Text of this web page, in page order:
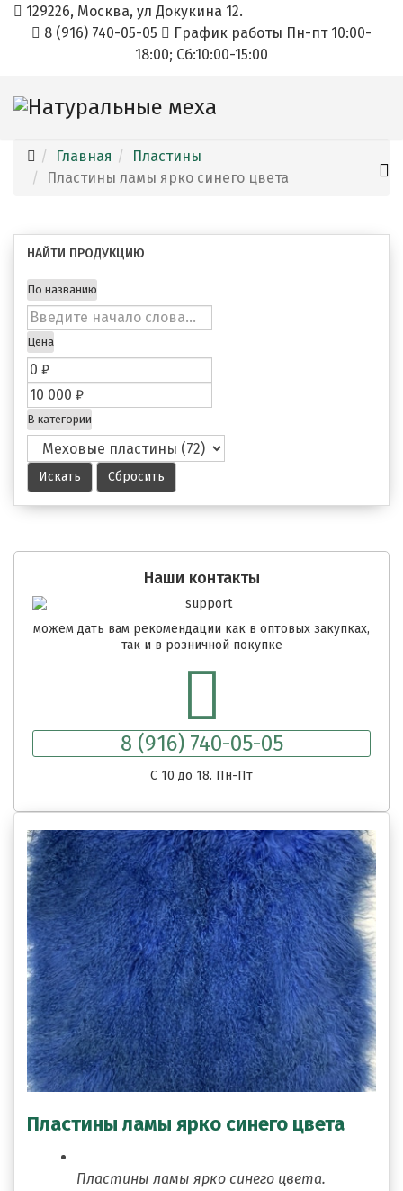
129226, Москва, ул Докукина 12.
8 (916) 740-05-05
График работы Пн-пт 10:00-
18:00; Cб:10:00-15:00
Главная
Пластины
Пластины ламы ярко синего цвета
НАЙТИ ПРОДУКЦИЮ
По названию
Цена
В категории
Наши контакты
можем дать вам рекомендации как в оптовых закупках,
так и в розничной покупке
8 (916) 740-05-05
C 10 до 18. Пн-Пт
Пластины ламы ярко синего цвета
Пластины ламы ярко синего цвета.